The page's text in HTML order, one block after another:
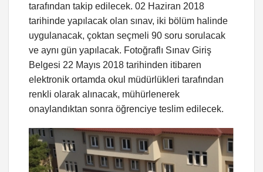
tarafından takip edilecek. 02 Haziran 2018
tarihinde yapılacak olan sınav, iki bölüm halinde
uygulanacak, çoktan seçmeli 90 soru sorulacak
ve aynı gün yapılacak. Fotoğraflı Sınav Giriş
Belgesi 22 Mayıs 2018 tarihinden itibaren
elektronik ortamda okul müdürlükleri tarafından
renkli olarak alınacak, mühürlenerek
onaylandıktan sonra öğrenciye teslim edilecek.